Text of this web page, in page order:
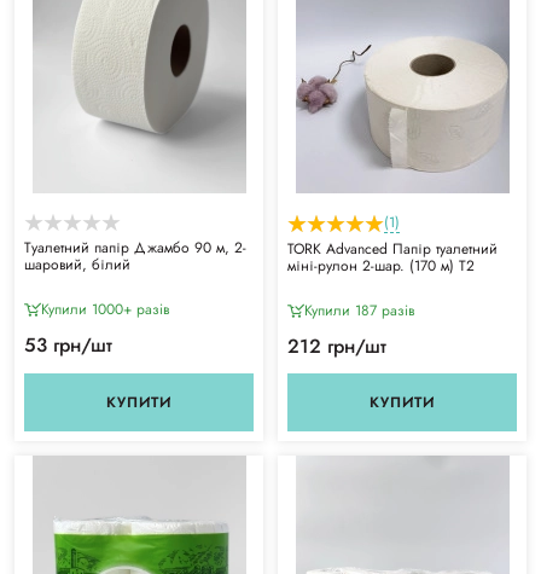
Туалетний папір Джамбо 90 м, 2-
шаровий, білий
Купили 1000+ разiв
53 грн/шт
КУПИТИ
(1)
TORK Advanced Папір туалетний
міні-рулон 2-шар. (170 м) Т2
Купили 187 разiв
212 грн/шт
КУПИТИ